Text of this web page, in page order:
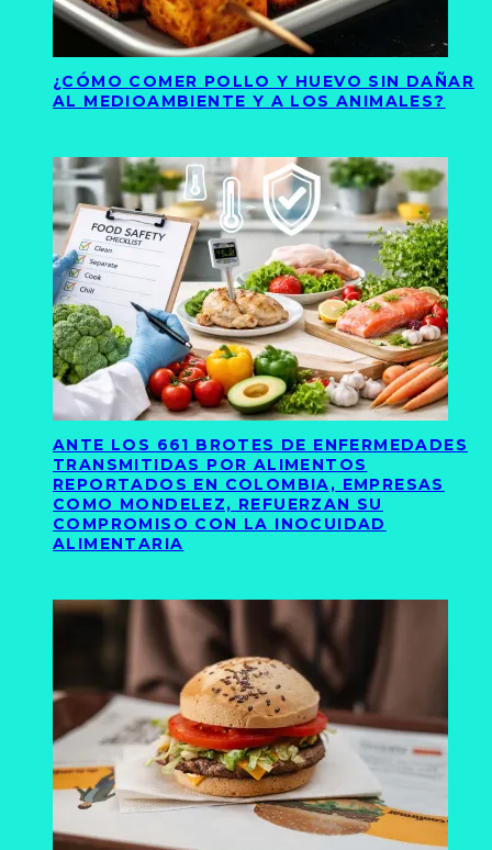
¿CÓMO COMER POLLO Y HUEVO SIN DAÑAR
AL MEDIOAMBIENTE Y A LOS ANIMALES?
ANTE LOS 661 BROTES DE ENFERMEDADES
TRANSMITIDAS POR ALIMENTOS
REPORTADOS EN COLOMBIA, EMPRESAS
COMO MONDELEZ, REFUERZAN SU
COMPROMISO CON LA INOCUIDAD
ALIMENTARIA